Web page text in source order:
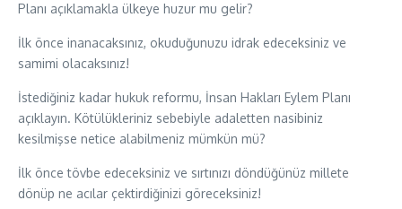
Planı açıklamakla ülkeye huzur mu gelir?
İlk önce inanacaksınız, okuduğunuzu idrak edeceksiniz ve
samimi olacaksınız!
İstediğiniz kadar hukuk reformu, İnsan Hakları Eylem Planı
açıklayın. Kötülükleriniz sebebiyle adaletten nasibiniz
kesilmişse netice alabilmeniz mümkün mü?
İlk önce tövbe edeceksiniz ve sırtınızı döndüğünüz millete
dönüp ne acılar çektirdiğinizi göreceksiniz!